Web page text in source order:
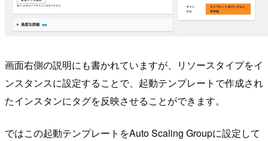
画面右側の説明にも書かれていますが、リソースタイプをイ
ンスタンスに設定することで、起動テンプレートで作成され
たインスタンにタグを反映させることができます。
ではこの起動テンプレートをAuto Scaling Groupに設定して